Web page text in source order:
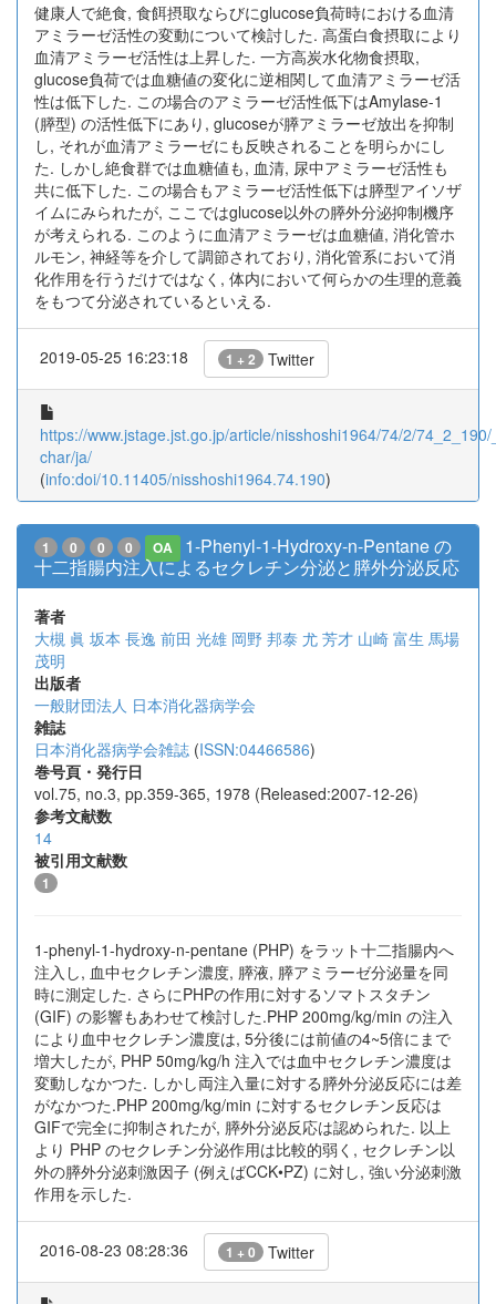
健康人で絶食, 食餌摂取ならびにglucose負荷時における血清
アミラーゼ活性の変動について検討した. 高蛋白食摂取により
血清アミラーゼ活性は上昇した. 一方高炭水化物食摂取,
glucose負荷では血糖値の変化に逆相関して血清アミラーゼ活
性は低下した. この場合のアミラーゼ活性低下はAmylase-1
(膵型) の活性低下にあり, glucoseが膵アミラーゼ放出を抑制
し, それが血清アミラーゼにも反映されることを明らかにし
た. しかし絶食群では血糖値も, 血清, 尿中アミラーゼ活性も
共に低下した. この場合もアミラーゼ活性低下は膵型アイソザ
イムにみられたが, ここではglucose以外の膵外分泌抑制機序
が考えられる. このように血清アミラーゼは血糖値, 消化管ホ
ルモン, 神経等を介して調節されており, 消化管系において消
化作用を行うだけではなく, 体内において何らかの生理的意義
をもつて分泌されているといえる.
2019-05-25 16:23:18 1 + 2 Twitter
https://www.jstage.jst.go.jp/article/nisshoshi1964/74/2/
char/ja/
(info:doi/10.11405/nisshoshi1964.74.190)
1 0 0 0 OA
1-Phenyl-1-Hydroxy-n-Pentane の
十二指腸内注入によるセクレチン分泌と膵外分泌反応
著者
大槻 眞 坂本 長逸 前田 光雄 岡野 邦泰 尤 芳才 山崎 富生 馬場
茂明
出版者
一般財団法人 日本消化器病学会
雑誌
日本消化器病学会雑誌 (ISSN:04466586)
巻号頁・発行日
vol.75, no.3, pp.359-365, 1978 (Released:2007-12-26)
参考文献数
14
被引用文献数
1
1-phenyl-1-hydroxy-n-pentane (PHP) をラット十二指腸内へ
注入し, 血中セクレチン濃度, 膵液, 膵アミラーゼ分泌量を同
時に測定した. さらにPHPの作用に対するソマトスタチン
(GIF) の影響もあわせて検討した.PHP 200mg/kg/min の注入
により血中セクレチン濃度は, 5分後には前値の4~5倍にまで
増大したが, PHP 50mg/kg/h 注入では血中セクレチン濃度は
変動しなかつた. しかし両注入量に対する膵外分泌反応には差
がなかつた.PHP 200mg/kg/min に対するセクレチン反応は
GIFで完全に抑制されたが, 膵外分泌反応は認められた. 以上
より PHP のセクレチン分泌作用は比較的弱く, セクレチン以
外の膵外分泌刺激因子 (例えばCCK•PZ) に対し, 強い分泌刺激
作用を示した.
2016-08-23 08:28:36 1 + 0 Twitter